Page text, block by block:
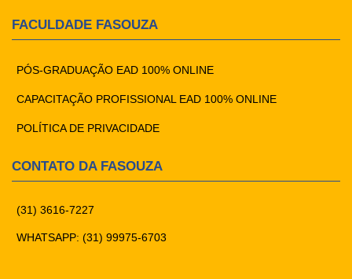
FACULDADE FASOUZA
PÓS-GRADUAÇÃO EAD 100% ONLINE
CAPACITAÇÃO PROFISSIONAL EAD 100% ONLINE
POLÍTICA DE PRIVACIDADE
CONTATO DA FASOUZA
(31) 3616-7227
WHATSAPP: (31) 99975-6703